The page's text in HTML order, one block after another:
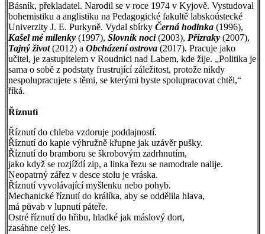
Básník, překladatel. Narodil se v roce 1974 v Kyjově. Vystudoval
bohemistiku a anglistiku na Pedagogické fakultě labskoústecké
Univerzity J. E. Purkyně. Vydal sbírky Černá hodinka (1996),
Kašel mé milenky (1997), Slovník noci(2003), Přízraky (2007),
Tajný život(2012) a Obcházení ostrova (2017). Pracuje jako
učitel, je zastupitelem v Roudnici nad Labem, kde žije. „Politika je
sama o sobě z podstaty frustrující záležitost, protože nikdy
nespolupracujete s těmi, se kterými byste spolupracovat chtěl,“
říká.
Říznutí
Říznutí do chleba vzdoruje poddajností.
Říznutí do kapie výhružně křupne jak uzávěr pušky.
Říznutí do bramboru se škrobovým zadrhnutím,
jako když se rozjíždí zip, a linka řezu se namodrale nalije.
Neopatrný zářez v desce stolu je vráska.
Říznutí vyvolávající myšlenku nebo pohyb.
Mechanické říznutí do králíka, aby se oddělila hlava,
má půvab v lupnutí páteře.
Ostré říznutí do hřibu, hladké jak máslový dort,
zasáhne celý les.